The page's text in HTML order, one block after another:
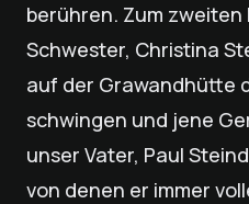
berühren. Zum zweiten
Schwester, Christina
auf der Grawandhütte
schwingen und jene
unser Vater, Paul
von denen er immer